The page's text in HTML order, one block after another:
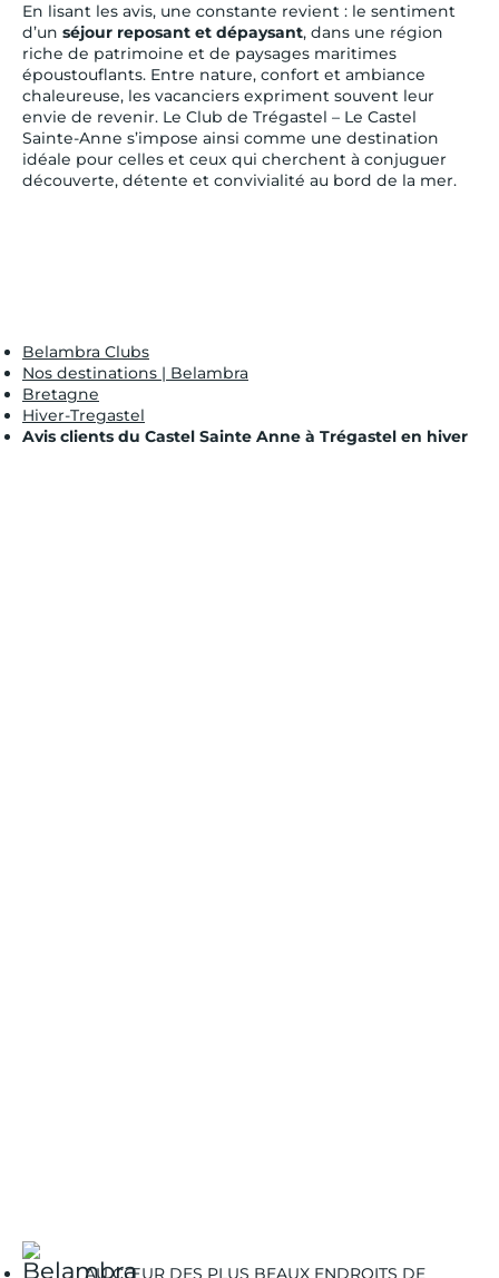
En lisant les avis, une constante revient : le sentiment
d’un séjour reposant et dépaysant, dans une région
riche de patrimoine et de paysages maritimes
époustouflants. Entre nature, confort et ambiance
chaleureuse, les vacanciers expriment souvent leur
envie de revenir. Le Club de Trégastel – Le Castel
Sainte-Anne s’impose ainsi comme une destination
idéale pour celles et ceux qui cherchent à conjuguer
découverte, détente et convivialité au bord de la mer.
Belambra Clubs
Nos destinations | Belambra
Bretagne
Hiver-Tregastel
Avis clients du Castel Sainte Anne à Trégastel en hiver
AU CŒUR DES PLUS BEAUX ENDROITS DE